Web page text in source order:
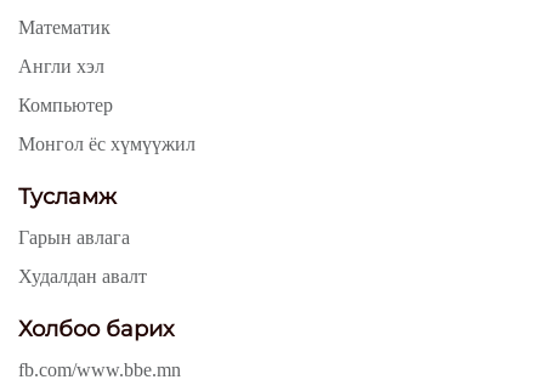
Математик
Англи хэл
Компьютер
Монгол ёс хүмүүжил
Тусламж
Гарын авлага
Худалдан авалт
Холбоо барих
fb.com/www.bbe.mn